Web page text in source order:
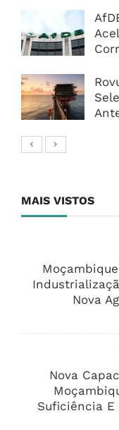
MAIS VISTOS
Nova
Nova
Suficiência E